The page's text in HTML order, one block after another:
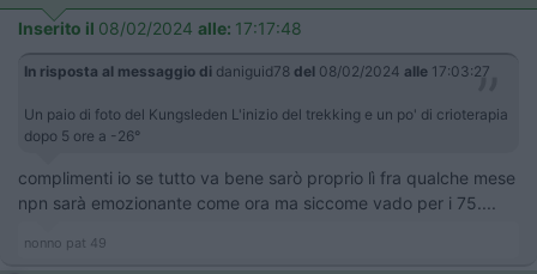
Inserito il 08/02/2024 alle: 17:17:48
In risposta al messaggio di daniguid78 del 08/02/2024 alle 17:03:27
Un paio di foto del Kungsleden L'inizio del trekking e un po' di crioterapia
dopo 5 ore a -26°
complimenti io se tutto va bene sarò proprio lì fra qualche mese
npn sarà emozionante come ora ma siccome vado per i 75....
nonno pat 49